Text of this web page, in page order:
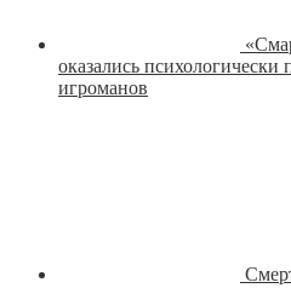
оказались
игроманов